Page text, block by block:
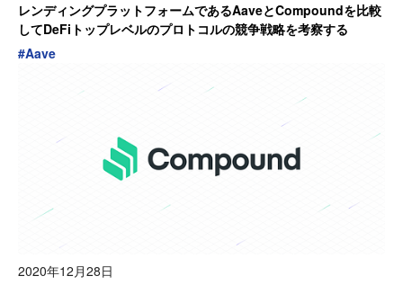
レンディングプラットフォームであるAaveとCompoundを比較
してDeFiトップレベルのプロトコルの競争戦略を考察する
#Aave
2020年12月28日